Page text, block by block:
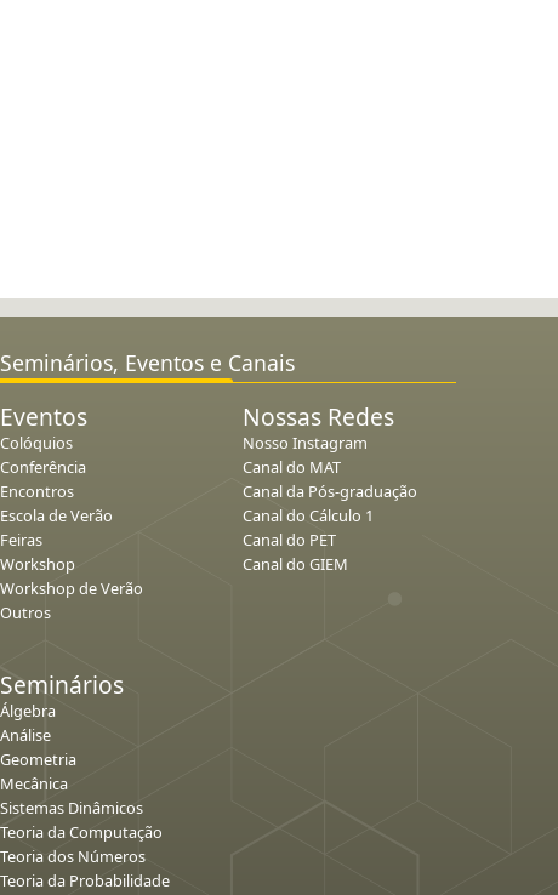
Seminários, Eventos e Canais
Eventos
Colóquios
Conferência
Encontros
Escola de Verão
Feiras
Workshop
Workshop de Verão
Outros
Nossas Redes
Nosso Instagram
Canal do MAT
Canal da Pós-graduação
Canal do Cálculo 1
Canal do PET
Canal do GIEM
Seminários
Álgebra
Análise
Geometria
Mecânica
Sistemas Dinâmicos
Teoria da Computação
Teoria dos Números
Teoria da Probabilidade